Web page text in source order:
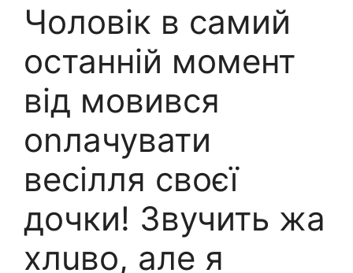
Чоловік в самий
останній момент
від мовився
оnлачувати
весілля своєї
дочки! Звучить жа
хлuво, але я